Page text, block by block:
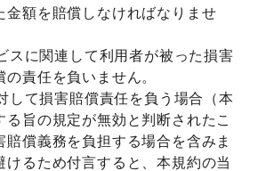
金額を賠償しなければなりませ
スに関連して利用者が被った損害
責任を負いません。
して損害賠償責任を負う場合（本
る旨の規定が無効と判断されたこ
賠償義務を負担する場合を含みま
けるため付言すると、本規約の当